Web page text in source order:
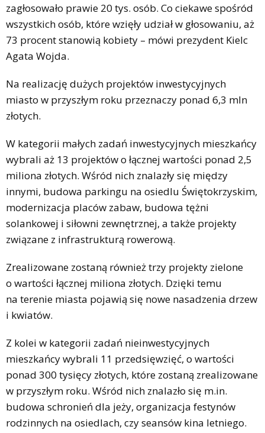
zagłosowało prawie 20 tys. osób. Co ciekawe spośród
wszystkich osób, które wzięły udział w głosowaniu, aż
73 procent stanowią kobiety – mówi prezydent Kielc
Agata Wojda.
Na realizację dużych projektów inwestycyjnych
miasto w przyszłym roku przeznaczy ponad 6,3 mln
złotych.
W kategorii małych zadań inwestycyjnych mieszkańcy
wybrali aż 13 projektów o łącznej wartości ponad 2,5
miliona złotych. Wśród nich znalazły się między
innymi, budowa parkingu na osiedlu Świętokrzyskim,
modernizacja placów zabaw, budowa tężni
solankowej i siłowni zewnętrznej, a także projekty
związane z infrastrukturą rowerową.
Zrealizowane zostaną również trzy projekty zielone
o wartości łącznej miliona złotych. Dzięki temu
na terenie miasta pojawią się nowe nasadzenia drzew
i kwiatów.
Z kolei w kategorii zadań nieinwestycyjnych
mieszkańcy wybrali 11 przedsięwzięć, o wartości
ponad 300 tysięcy złotych, które zostaną zrealizowane
w przyszłym roku. Wśród nich znalazło się m.in.
budowa schronień dla jeży, organizacja festynów
rodzinnych na osiedlach, czy seansów kina letniego.